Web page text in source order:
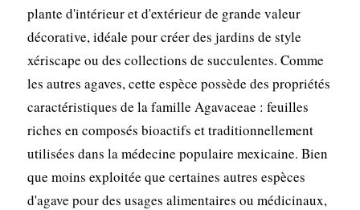
plante d'intérieur et d'extérieur de grande valeur
décorative, idéale pour créer des jardins de style
xériscape ou des collections de succulentes. Comme
les autres agaves, cette espèce possède des propriétés
caractéristiques de la famille Agavaceae : feuilles
riches en composés bioactifs et traditionnellement
utilisées dans la médecine populaire mexicaine. Bien
que moins exploitée que certaines autres espèces
d'agave pour des usages alimentaires ou médicinaux,